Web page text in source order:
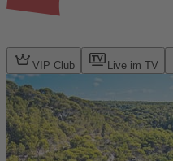
VIP Club Live im TV